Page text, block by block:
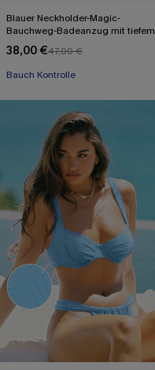
Blauer Neckholder-Magic-
Bauchweg-Badeanzug mit tiefem
Ausschnitt
38,00 €47,00 €
Bauch Kontrolle